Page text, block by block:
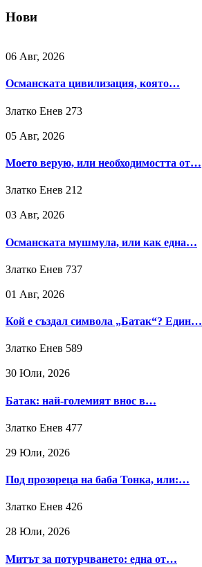
Нови
06 Авг, 2026
Османската цивилизация, която…
Златко Енев 273
05 Авг, 2026
Моето верую, или необходимостта от…
Златко Енев 212
03 Авг, 2026
Османската мушмула, или как една…
Златко Енев 737
01 Авг, 2026
Кой е създал символа „Батак“? Един…
Златко Енев 589
30 Юли, 2026
Батак: най-големият внос в…
Златко Енев 477
29 Юли, 2026
Под прозореца на баба Тонка, или:…
Златко Енев 426
28 Юли, 2026
Митът за потурчването: една от…